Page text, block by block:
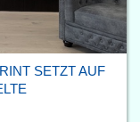
SETZT AUF